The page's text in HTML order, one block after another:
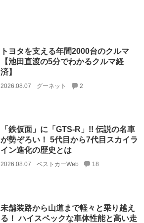
トヨタを支える年間2000台のクルマ
【池田直渡の5分でわかるクルマ経
済】
2026.08.07 グーネット 2
「鉄仮面」に「GTS-R」!! 伝説の名車
が勢ぞろい！ 5代目から7代目スカイラ
イン進化の歴史とは
2026.08.07 ベストカーWeb 18
未舗装路から山道まで軽々と乗り越え
る！ ハイスペックな車体性能と高い走